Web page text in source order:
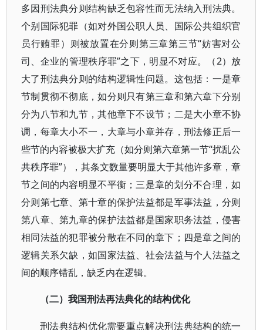
多因刑法典分则结构缺乏包容性而无法纳入刑法典。
个别国际犯罪（如对外国公职人员、国际公共组织官
员行贿罪）则被放置在分则第三章第三节“妨害对公
司、企业的管理秩序罪”之下，明显不对应。（2）放
大了刑法典分则的结构逻辑性问题。这包括：一是章
节制贯彻不彻底，如分则只有第三章和第六章下分别
分为八节和九节，其他章下不设节；二是大小章不协
调，每章大小不一，大章与小章并存，刑法修正后一
些节的内容被极大扩充（如分则第六章第一节“扰乱公
共秩序罪”），其条文数量要明显大于其他许多章，章
节之间的内容明显不平衡；三是章的划分不合理，如
分则第七章、第十章的保护法益都是军事法益，分则
第八章、第九章的保护法益都是国家职务法益，侵害
相同法益的犯罪被分散在不同的章下；四是章之间的
逻辑关系欠缺，如国家法益、社会法益与个人法益之
间的顺序错乱，缺乏内在逻辑。
（二）我国刑法再法典化的结构优化
刑法典结构优化需要重点解决刑法典结构的统一